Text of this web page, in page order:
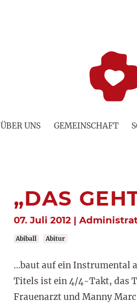
ÜBER UNS GEMEINSCHAFT
„DAS
07. Juli 2012 |
Abiball Abitur
…baut auf ein Instrumental
Titels ist ein 4/4-Takt, das
Frauenarzt und Manny